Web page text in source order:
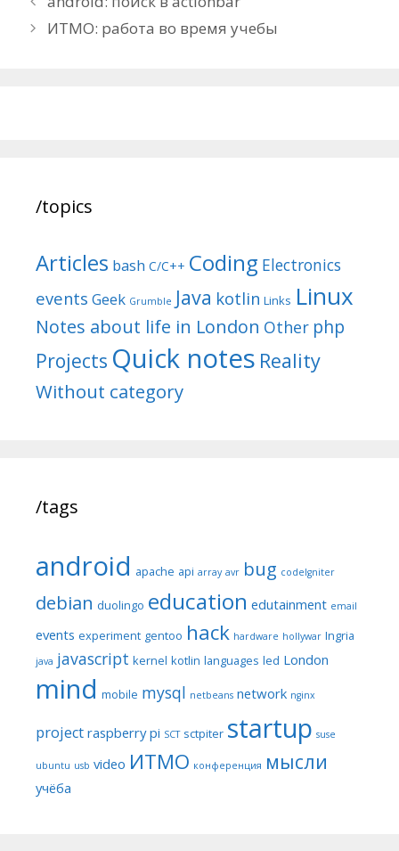
navigation
ИТМО: работа во время учебы
/topics
Articles bash C/C++ Coding Electronics
events Geek Grumble Java kotlin Links Linux
Notes about life in London Other php
Projects Quick notes Reality
Without category
/tags
android apache api array avr bug codeIgniter
debian duolingo education edutainment email
events experiment gentoo hack hardware hollywar Ingria
java javascript kernel kotlin languages led London
mind mobile mysql netbeans network nginx
project raspberry pi SCT sctpiter startup suse
ubuntu usb video ИТМО конференция мысли
учёба